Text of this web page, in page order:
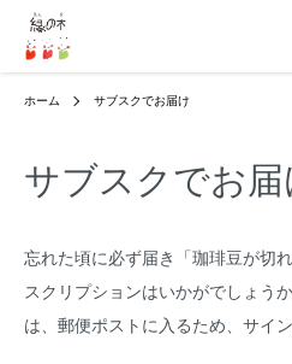
ホーム サブスクでお届け
サブスクでお届
忘れた頃に必ず届き「珈琲豆が切
スクリプションはいかがでしょう
は、郵便ポストに入るため、サイ